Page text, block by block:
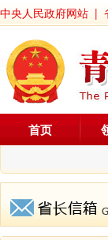
中央人民政府网站 |
首页